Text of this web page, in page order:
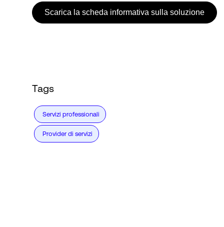
Scarica la scheda informativa sulla soluzione
Tags
Servizi professionali
Provider di servizi